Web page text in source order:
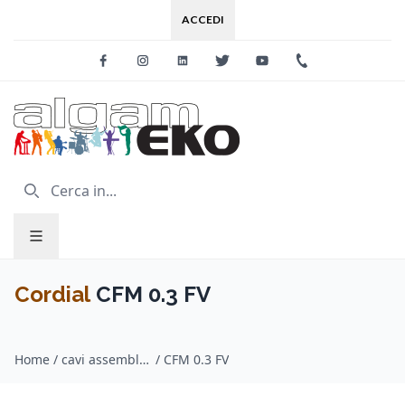
ACCEDI
FacebookInstagramLinkedinTwitter Youtube
CordialCFM 0.3 FV
Home / cavi assemblati audio / Cordial / CFM 0.3 FV